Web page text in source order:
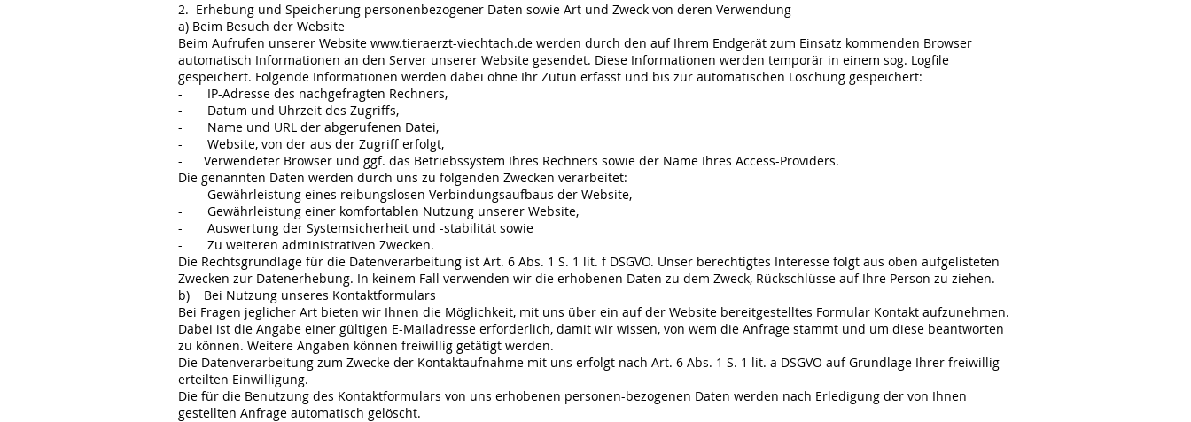
2. Erhebung und Speicherung personenbezogener Daten sowie Art und Zweck von deren Verwendung
a) Beim Besuch der Website
Beim Aufrufen unserer Website www.tieraerzt-viechtach.de werden durch den auf Ihrem Endgerät zum Einsatz kommenden Browser
automatisch Informationen an den Server unserer Website gesendet. Diese Informationen werden temporär in einem sog. Logfile
gespeichert. Folgende Informationen werden dabei ohne Ihr Zutun erfasst und bis zur automatischen Löschung gespeichert:
- IP-Adresse des nachgefragten Rechners,
- Datum und Uhrzeit des Zugriffs,
- Name und URL der abgerufenen Datei,
- Website, von der aus der Zugriff erfolgt,
- Verwendeter Browser und ggf. das Betriebssystem Ihres Rechners sowie der Name Ihres Access-Providers.
Die genannten Daten werden durch uns zu folgenden Zwecken verarbeitet:
- Gewährleistung eines reibungslosen Verbindungsaufbaus der Website,
- Gewährleistung einer komfortablen Nutzung unserer Website,
- Auswertung der Systemsicherheit und -stabilität sowie
- Zu weiteren administrativen Zwecken.
Die Rechtsgrundlage für die Datenverarbeitung ist Art. 6 Abs. 1 S. 1 lit. f DSGVO. Unser berechtigtes Interesse folgt aus oben aufgelisteten
Zwecken zur Datenerhebung. In keinem Fall verwenden wir die erhobenen Daten zu dem Zweck, Rückschlüsse auf Ihre Person zu ziehen.
b) Bei Nutzung unseres Kontaktformulars
Bei Fragen jeglicher Art bieten wir Ihnen die Möglichkeit, mit uns über ein auf der Website bereitgestelltes Formular Kontakt aufzunehmen.
Dabei ist die Angabe einer gültigen E-Mailadresse erforderlich, damit wir wissen, von wem die Anfrage stammt und um diese beantworten
zu können. Weitere Angaben können freiwillig getätigt werden.
Die Datenverarbeitung zum Zwecke der Kontaktaufnahme mit uns erfolgt nach Art. 6 Abs. 1 S. 1 lit. a DSGVO auf Grundlage Ihrer freiwillig
erteilten Einwilligung.
Die für die Benutzung des Kontaktformulars von uns erhobenen personen-bezogenen Daten werden nach Erledigung der von Ihnen
gestellten Anfrage automatisch gelöscht.